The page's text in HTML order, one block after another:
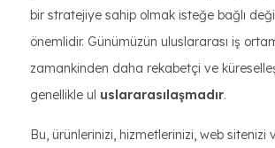
bir stratejiye sahip olmak isteğe bağlı
önemlidir. Günümüzün uluslararası iş
zamankinden daha rekabetçi ve
genellikle ul uslararasılaşmadır.
Bu, ürünlerinizi, hizmetlerinizi, web sitenizi